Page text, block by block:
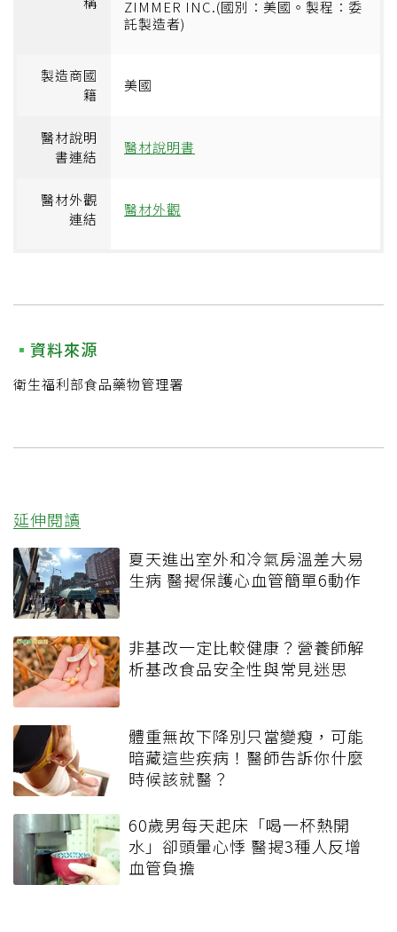
ZIMMER INC.(國別：美國。製程：委
託製造者)
製造商國
籍
美國
醫材說明
書連結
醫材說明書
醫材外觀
連結
醫材外觀
資料來源
衛生福利部食品藥物管理署
延伸閱讀
夏天進出室外和冷氣房溫差大易
生病 醫揭保護心血管簡單6動作
非基改一定比較健康？營養師解
析基改食品安全性與常見迷思
體重無故下降別只當變瘦，可能
暗藏這些疾病！醫師告訴你什麼
時候該就醫？
60歲男每天起床「喝一杯熱開
水」卻頭暈心悸 醫揭3種人反增
血管負擔